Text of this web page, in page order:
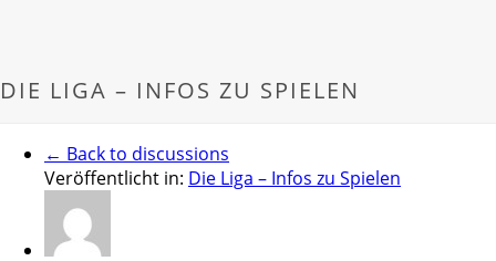
DIE LIGA – INFOS ZU SPIELEN
← Back to discussions
Veröffentlicht in: Die Liga – Infos zu Spielen